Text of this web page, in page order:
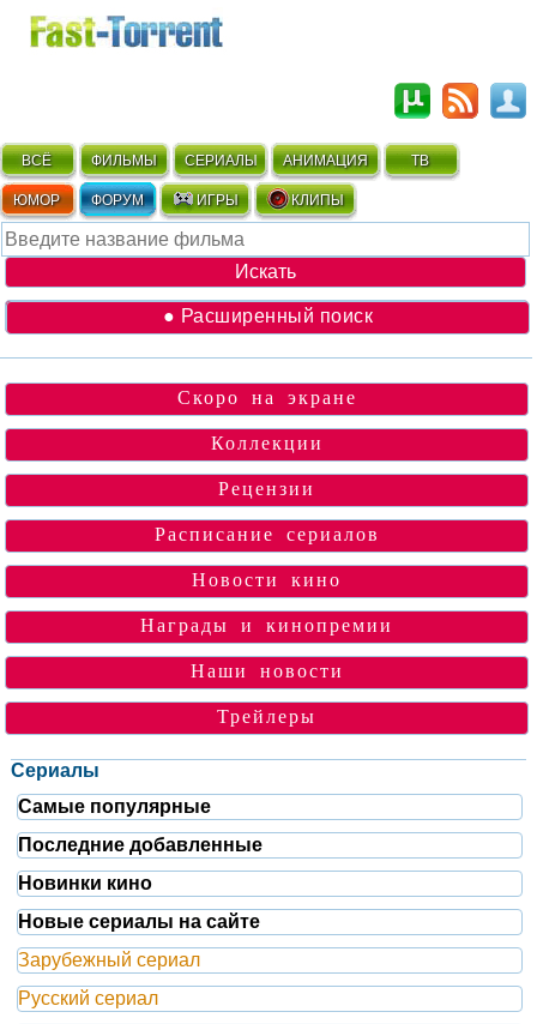
ВСЁ ФИЛЬМЫ СЕРИАЛЫ АНИМАЦИЯ ТВ
ЮМОР ФОРУМ ИГРЫ КЛИПЫ
● Расширенный поиск
Скоро на экране
Коллекции
Рецензии
Расписание сериалов
Новости кино
Награды и кинопремии
Наши новости
Трейлеры
Сериалы
Самые популярные
Последние добавленные
Новинки кино
Новые сериалы на сайте
Зарубежный сериал
Русский сериал